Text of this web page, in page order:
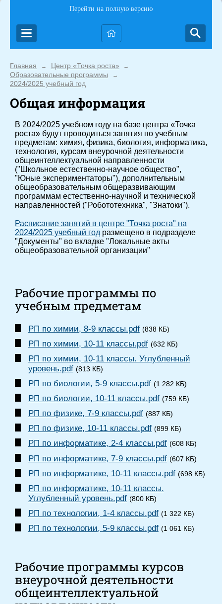
Перейти на полную версию
Главная → Центр «Точка роста» →
Образовательные программы →
2024/2025 учебный год
Общая информация
В 2024/2025 учебном году на базе центра «Точка
роста» будут проводиться занятия по учебным
предметам: химия, физика, биология, информатика,
технология, курсам внеурочной деятельности
общеинтеллектуальной направленности
("Школьное естественно-научное общество",
"Юные экспериментаторы"), дополнительным
общеобразовательным общеразвивающим
программам естественно-научной и технической
направленностей ("Робототехника", "Знатоки").
Расписание занятий в центре "Точка роста" на
2024/2025 учебный год размещено в подразделе
"Документы" во вкладке "Локальные акты
общеобразовательной организации"
Рабочие программы по
учебным предметам
РП по химии, 8-9 классы.pdf (838 КБ)
РП по химии, 10-11 классы.pdf (632 КБ)
РП по химии, 10-11 классы. Углубленный
уровень.pdf (813 КБ)
РП по биологии, 5-9 классы.pdf (1 282 КБ)
РП по биологии, 10-11 классы.pdf (759 КБ)
РП по физике, 7-9 классы.pdf (887 КБ)
РП по физике, 10-11 классы.pdf (899 КБ)
РП по информатике, 2-4 классы.pdf (608 КБ)
РП по информатике, 7-9 классы.pdf (607 КБ)
РП по информатике, 10-11 классы.pdf (698 КБ)
РП по информатике, 10-11 классы.
Углубленный уровень.pdf (800 КБ)
РП по технологии, 1-4 классы.pdf (1 322 КБ)
РП по технологии, 5-9 классы.pdf (1 061 КБ)
Рабочие программы курсов
внеурочной деятельности
общеинтеллектуальной